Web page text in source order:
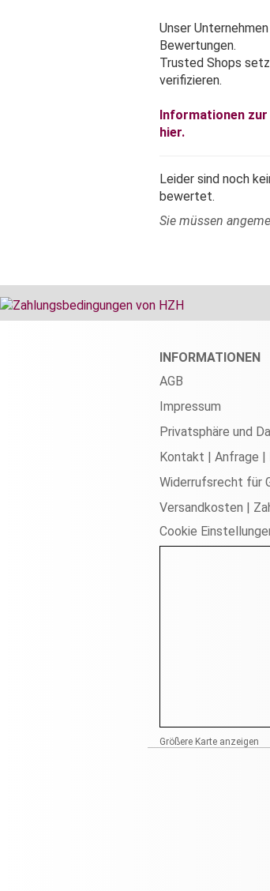
Unser
Bewertungen.
Trusted Shops
verifizieren.
Informationen zur
hier.
Leider sind noch
bewertet.
Sie müssen
INFORMATIONEN
AGB
Impressum
Privatsphäre und
Kontakt | Anfrage |
Widerrufsrecht für
Versandkosten |
Cookie
Größere Karte anzeigen